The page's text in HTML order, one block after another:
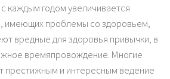
каждым годом увеличивается
имеющих проблемы со здоровьем,
вредные для здоровья привычки, в
времяпровождение. Многие
престижным и интересным ведение